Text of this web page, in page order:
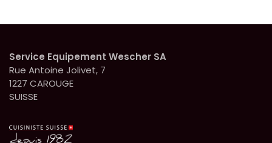
Service Equipement Wescher SA
Rue Antoine Jolivet, 7
1227 CAROUGE
SUISSE